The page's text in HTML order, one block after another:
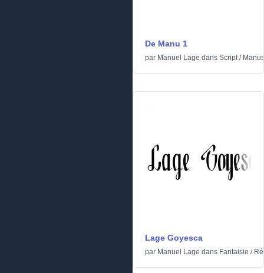
De Manu 1
par Manuel Lage dans Script/
Lage Goyesca
par Manuel Lage dans Fantaisie /